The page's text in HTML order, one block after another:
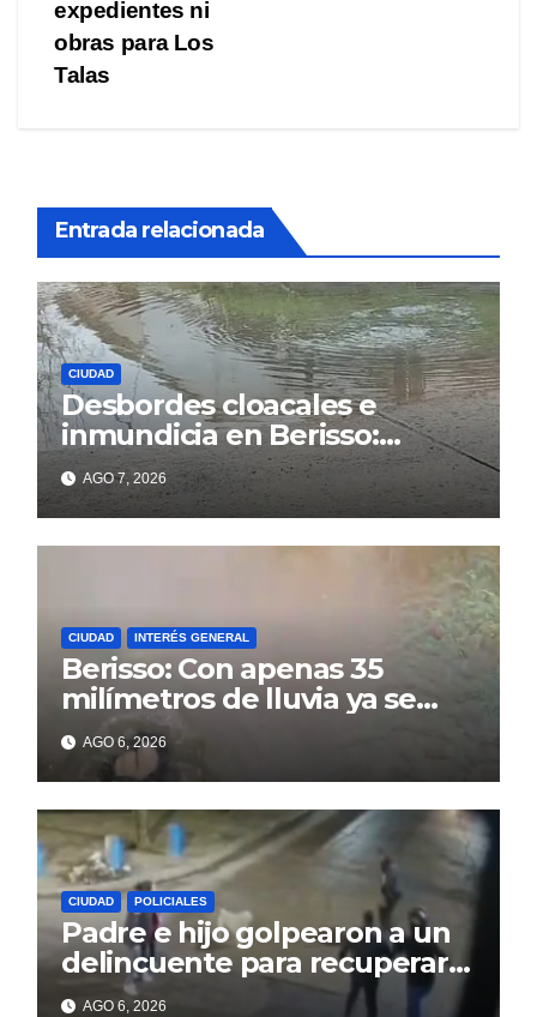
entradas
expedientes ni
obras para Los
Talas
Entrada relacionada
CIUDAD
Desbordes cloacales e
inmundicia en Berisso:
colapso de la red en la calle
14AGO 7, 2026
CIUDAD INTERÉS GENERAL
Berisso: Con apenas 35
milímetros de lluvia ya se
sienten los problemas
AGO 6, 2026
CIUDAD POLICIALES
Padre e hijo golpearon a un
delincuente para recuperar
un celular robado en Berisso
AGO 6, 2026